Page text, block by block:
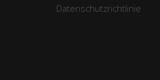
Datenschutzrichtlinie